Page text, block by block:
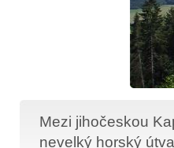
Mezi jihočeskou
nevelký horský